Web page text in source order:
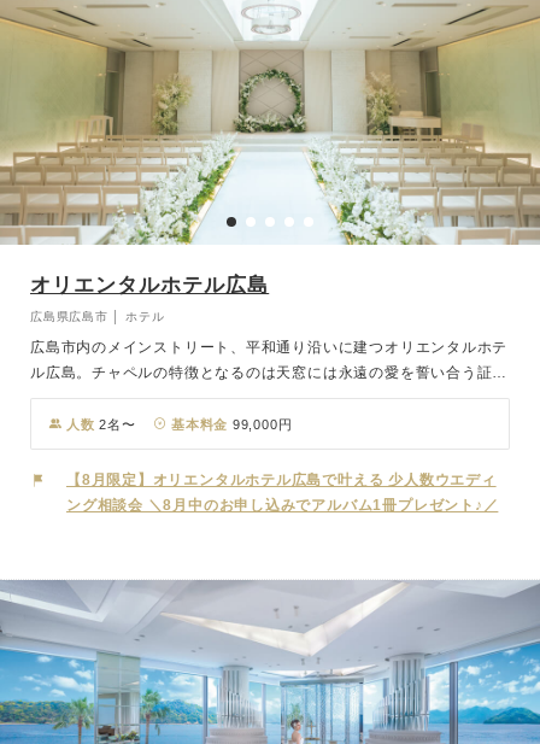
オリエンタルホテル広島
広島県広島市 │ ホテル
広島市内のメインストリート、平和通り沿いに建つオリエンタルホテ
ル広島。チャペルの特徴となるのは天窓には永遠の愛を誓い合う証、
エンゲージリングをモチーフにしたデザイン。斬新かつ独創性のある
空間に、降り注ぐ自然光がバージンロードに映り込み永遠の愛を誓い
ます。お料理は、出来立てのおいしさを提供する為に、併設されたプ
ライベートキッチンから料理を提供いたします。全てがワンフロア・
ワンウエディングだからこそ出来るおもてなし。専門の料理人が洋
人数 2名〜 基本料金 99,000円
【8月限定】オリエンタルホテル広島で叶える 少人数ウエディ
ング相談会 ＼8月中のお申し込みでアルバム1冊プレゼント♪／